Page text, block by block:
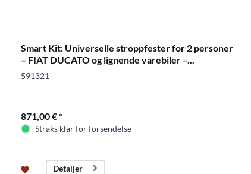
Smart Kit: Universelle stroppfester for 2 personer
– FIAT DUCATO og lignende varebiler –...
591321
871,00 € *
Straks klar for forsendelse
Detaljer